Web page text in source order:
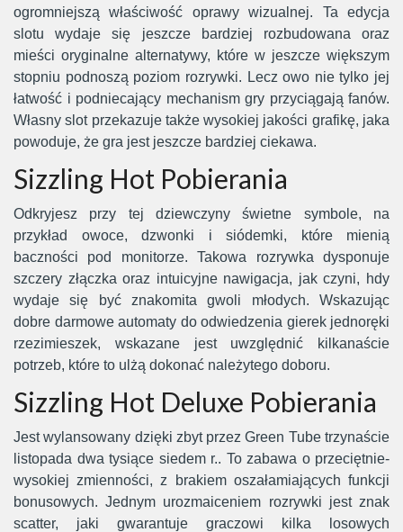
ogromniejszą właściwość oprawy wizualnej. Ta edycja
slotu wydaje się jeszcze bardziej rozbudowana oraz
mieści oryginalne alternatywy, które w jeszcze większym
stopniu podnoszą poziom rozrywki. Lecz owo nie tylko jej
łatwość i podniecający mechanism gry przyciągają fanów.
Własny slot przekazuje także wysokiej jakości grafikę, jaka
powoduje, że gra jest jeszcze bardziej ciekawa.
Sizzling Hot Pobierania
Odkryjesz przy tej dziewczyny świetne symbole, na
przykład owoce, dzwonki i siódemki, które mienią
baczności pod monitorze. Takowa rozrywka dysponuje
szczery złączka oraz intuicyjne nawigacja, jak czyni, hdy
wydaje się być znakomita gwoli młodych. Wskazując
dobre darmowe automaty do odwiedzenia gierek jednoręki
rzezimieszek, wskazane jest uwzględnić kilkanaście
potrzeb, które to ulżą dokonać należytego doboru.
Sizzling Hot Deluxe Pobierania
Jest wylansowany dzięki zbyt przez Green Tube trzynaście
listopada dwa tysiące siedem r.. To zabawa o przeciętnie-
wysokiej zmienności, z brakiem oszałamiających funkcji
bonusowych. Jednym urozmaiceniem rozrywki jest znak
scatter, jaki gwarantuje graczowi kilka losowych